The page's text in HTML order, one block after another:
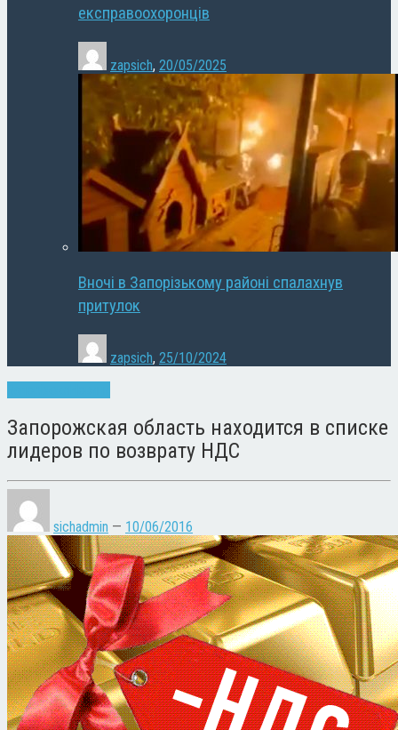
експравоохоронців
zapsich, 20/05/2025
Вночі в Запорізькому районі спалахнув
притулок
zapsich, 25/10/2024
Запорожская область находится в списке
лидеров по возврату НДС
sichadmin — 10/06/2016